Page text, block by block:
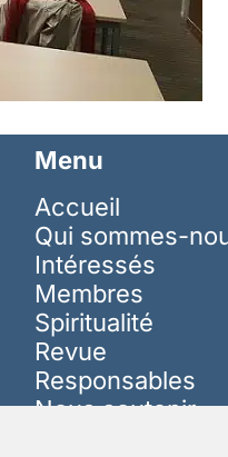
Menu
Accueil
Qui sommes-
Intéressés
Membres
Spiritualité
Revue
Responsables
Nous soutenir